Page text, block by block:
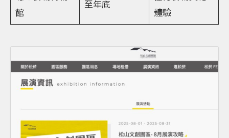
館
至年底
體驗